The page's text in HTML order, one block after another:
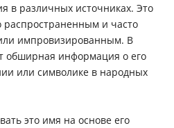
в различных источниках. Это
и часто
импровизированным. В
обширная информация о его
или символике в народных
это имя на основе его